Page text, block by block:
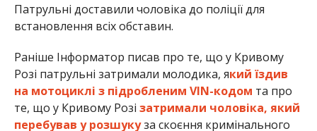
Патрульні доставили чоловіка до поліції для
встановлення всіх обставин.
Раніше Інформатор писав про те, що у Кривому
Розі патрульні затримали молодика, який їздив
на мотоциклі з підробленим VIN-кодом та про
те, що у Кривому Розі затримали чоловіка, який
перебував у розшукуза скоєння кримінального